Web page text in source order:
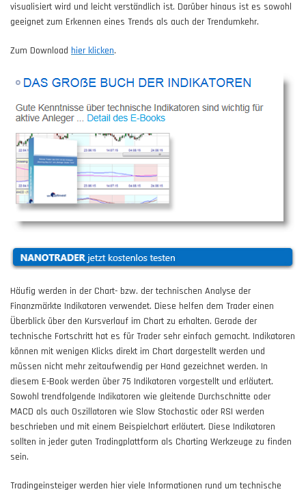
visualisiert wird und leicht verständlich ist. Darüber hinaus ist es sowohl
geeignet zum Erkennen eines Trends als auch der Trendumkehr.
Zum Download hier klicken.
Häufig werden in der Chart- bzw. der technischen Analyse der
Finanzmärkte Indikatoren verwendet. Diese helfen dem Trader einen
Überblick über den Kursverlauf im Chart zu erhalten. Gerade der
technische Fortschritt hat es für Trader sehr einfach gemacht. Indikatoren
können mit wenigen Klicks direkt im Chart dargestellt werden und
müssen nicht mehr zeitaufwendig per Hand gezeichnet werden. In
diesem E-Book werden über 75 Indikatoren vorgestellt und erläutert.
Sowohl trendfolgende Indikatoren wie gleitende Durchschnitte oder
MACD als auch Oszillatoren wie Slow Stochastic oder RSI werden
beschrieben und mit einem Beispielchart erläutert. Diese Indikatoren
sollten in jeder guten Tradingplattform als Charting Werkzeuge zu finden
sein.
Tradingeinsteiger werden hier viele Informationen rund um technische